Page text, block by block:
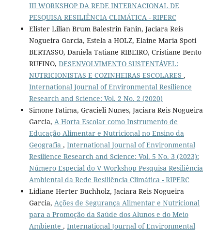
III WORKSHOP DA REDE INTERNACIONAL DE
PESQUISA RESILIÊNCIA CLIMÁTICA - RIPERC
Elister Lilian Brum Balestrin Fanin, Jaciara Reis
Nogueira Garcia, Estela a HOLZ, Elaine Maria Spoti
BERTASSO, Daniela Tatiane RIBEIRO, Cristiane Bento
RUFINO, DESENVOLVIMENTO SUSTENTÁVEL:
NUTRICIONISTAS E COZINHEIRAS ESCOLARES ,
International Journal of Environmental Resilience
Research and Science: Vol. 2 No. 2 (2020)
Simone Fatima, Gracieli Nunes, Jaciara Reis Nogueira
Garcia, A Horta Escolar como Instrumento de
Educação Alimentar e Nutricional no Ensino da
Geografia , International Journal of Environmental
Resilience Research and Science: Vol. 5 No. 3 (2023):
Número Especial do V Workshop Pesquisa Resiliência
Ambiental da Rede Resiliência Climática - RIPERC
Lidiane Herter Buchholz, Jaciara Reis Nogueira
Garcia, Ações de Segurança Alimentar e Nutricional
para a Promoção da Saúde dos Alunos e do Meio
Ambiente , International Journal of Environmental